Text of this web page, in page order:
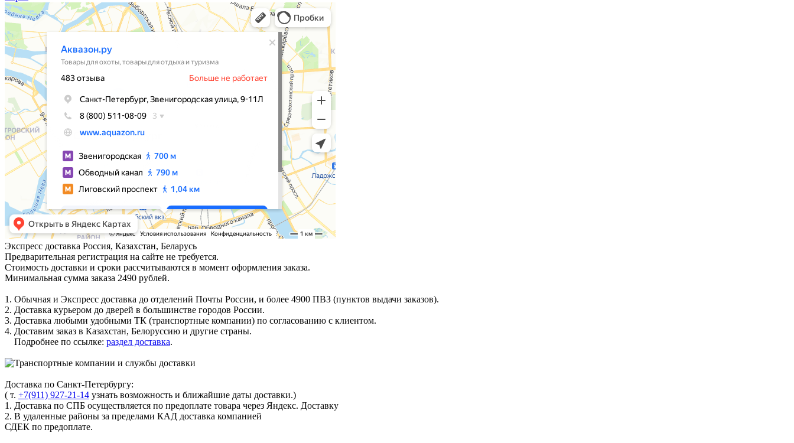
Экспресс доставка Россия, Казахстан, Беларусь
Предварительная регистрация на сайте не требуется.
Стоимость доставки и сроки рассчитываются в момент оформления заказа.
Минимальная сумма заказа 2490 рублей.
1. Обычная и Экспресс доставка до отделений Почты России, и более 4900 ПВЗ (пунктов выдачи заказов).
2. Доставка курьером до дверей в большинстве городов России.
3. Доставка любыми удобными ТК (транспортные компании) по согласованию с клиентом.
4. Доставим заказ в Казахстан, Белоруссию и другие страны.
Подробнее по ссылке: раздел доставка.
Доставка по Санкт-Петербургу:
( т. +7(911) 927-21-14 узнать возможность и ближайшие даты доставки.)
1. Доставка по СПБ осуществляется по предоплате товара через Яндекс. Доставку
2. В удаленные районы за пределами КАД доставка компанией
СДЕК по предоплате.